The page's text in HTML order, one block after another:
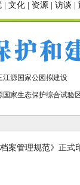
| 文化| 资源| 访谈
江源国家公园拟建设
国家生态保护综合试验
案管理规范》正式